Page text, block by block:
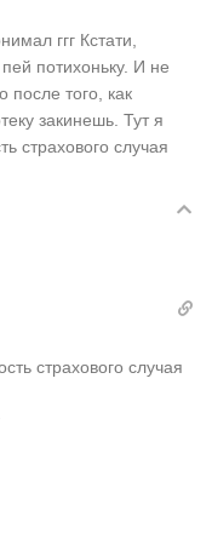
ггг Кстати,
потихоньку. И не
того, как
закинешь. Тут я
страхового случая
страхового случая